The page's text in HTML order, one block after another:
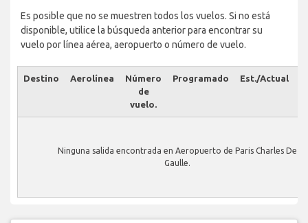
Es posible que no se muestren todos los vuelos. Si no está
disponible, utilice la búsqueda anterior para encontrar su
vuelo por línea aérea, aeropuerto o número de vuelo.
Destino Aerolínea
Número
de
vuelo.
Programado Est./Actual
Ninguna salida encontrada en Aeropuerto de Paris Charles De
Gaulle.